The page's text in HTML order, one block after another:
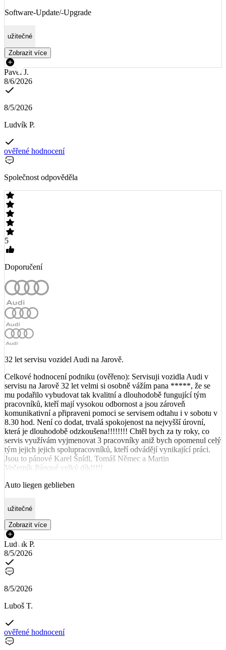
Software-Update/-Upgrade
užitečné
Zobrazit více
Pavel J.
8/6/2026
8/5/2026
Ludvík P.
ověřené hodnocení
Společnost odpověděla
5
Doporučení
32 let servisu vozidel Audi na Jarově.
Celkové hodnocení podniku (ověřeno): Servisuji vozidla Audi v
servisu na Jarově 32 let velmi si osobně vážím pana *****, že se
mu podařilo vybudovat tak kvalitní a dlouhodobě fungující tým
pracovníků, kteří mají vysokou odbornost a jsou zároveň
komunikativní a připraveni pomoci se servisem odtahu i v sobotu v
8.30 hod. Není co dodat, trvalá spokojenost na nejvyšší úrovní,
která je dlouhodobě odzkoušena!!!!!!!! Chtěl bych za ty roky, co
servis využívám vyjmenovat 3 pracovníky aniž bych opomenul celý
tým jejich jejich spolupracovníků, kteří odvádějí vynikající práci.
Jsou to pánové Karel Šnídl, Tomáš Němec a Martin
Večerník.Pánové velký dík!!!!!
Auto liegen geblieben
užitečné
Zobrazit více
Ludvík P.
8/5/2026
8/5/2026
Luboš T.
ověřené hodnocení